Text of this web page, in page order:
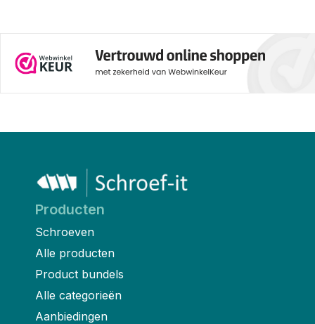
Producten
Schroeven
Alle producten
Product bundels
Alle categorieën
Aanbiedingen